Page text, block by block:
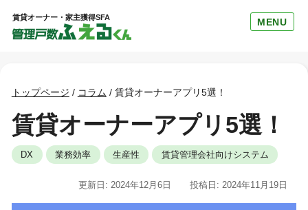
賃貸オーナー・家主獲得SFA MENU
トップページ / コラム / 賃貸オーナーアプリ5選！
賃貸オーナーアプリ5選！
DX 業務効率 生産性 賃貸管理会社向けシステム
投稿日: 2024年11月19日
更新日: 2024年12月6日